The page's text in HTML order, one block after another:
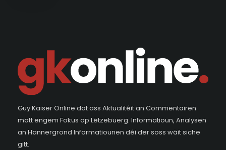
Guy Kaiser Online dat ass Aktualitéit an Commentairen
matt engem Fokus op Lëtzebuerg. Informatioun, Analysen
an Hannergrond Informatiounen déi der soss wäit siche
gitt.